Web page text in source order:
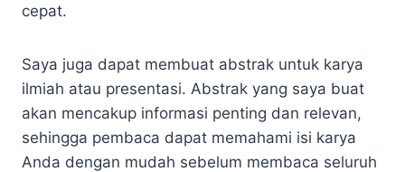
cepat.
Saya juga dapat membuat abstrak untuk karya
ilmiah atau presentasi. Abstrak yang saya buat
akan mencakup informasi penting dan relevan,
sehingga pembaca dapat memahami isi karya
Anda dengan mudah sebelum membaca seluruh